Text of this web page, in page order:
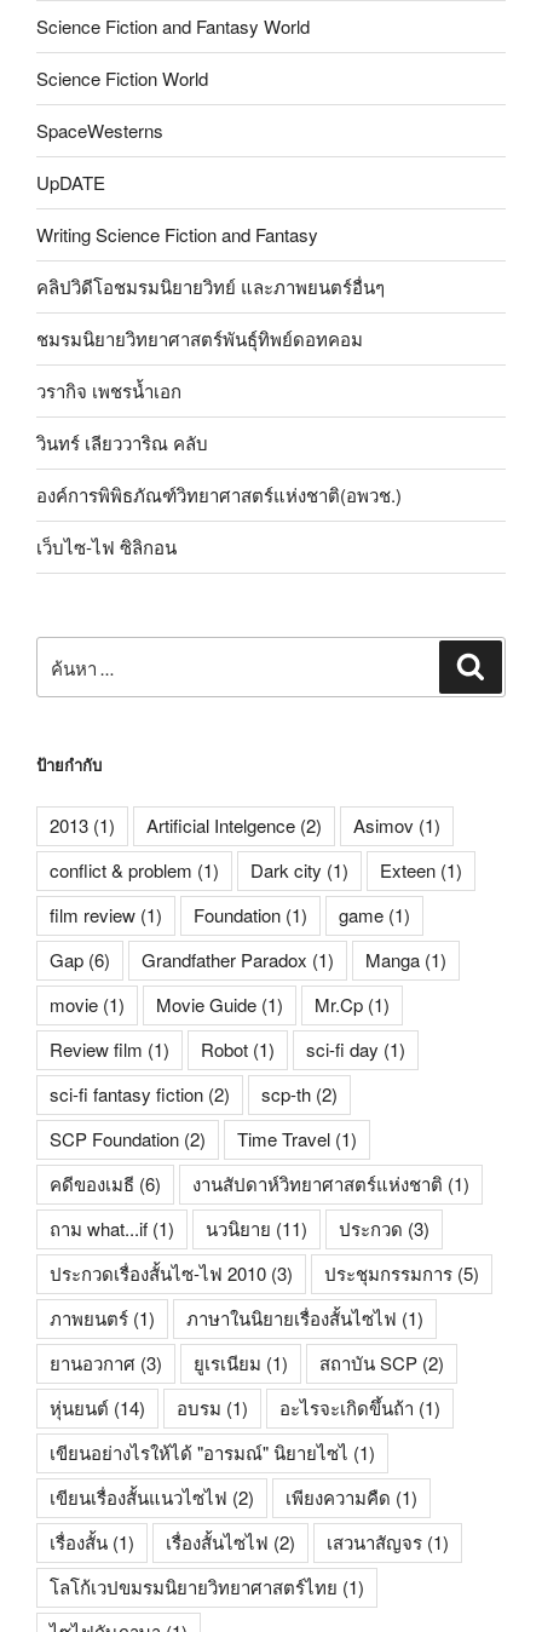
Science Fiction and Fantasy World
Science Fiction World
SpaceWesterns
UpDATE
Writing Science Fiction and Fantasy
คลิปวิดีโอชมรมนิยายวิทย์ และภาพยนตร์อื่นๆ
ชมรมนิยายวิทยาศาสตร์พันธุ์ทิพย์ดอทคอม
วรากิจ เพชรน้ำเอก
วินทร์ เลียววาริณ คลับ
องค์การพิพิธภัณฑ์วิทยาศาสตร์แห่งชาติ(อพวช.)
เว็บไซ-ไฟ ซิลิกอน
ป้ายกำกับ
2013 (1) Artificial Intelgence (2) Asimov (1)
conflict & problem (1) Dark city (1) Exteen (1)
film review (1) Foundation (1) game (1)
Gap (6) Grandfather Paradox (1) Manga (1)
movie (1) Movie Guide (1) Mr.Cp (1)
Review film (1) Robot (1) sci-fi day (1)
sci-fi fantasy fiction (2) scp-th (2)
SCP Foundation (2) Time Travel (1)
คดีของเมธี (6) งานสัปดาห์วิทยาศาสตร์แห่งชาติ (1)
ถาม what...if (1) นวนิยาย (11) ประกวด (3)
ประกวดเรื่องสั้นไซ-ไฟ 2010 (3) ประชุมกรรมการ (5)
ภาพยนตร์ (1) ภาษาในนิยายเรื่องสั้นไซไฟ (1)
ยานอวกาศ (3) ยูเรเนียม (1) สถาบัน SCP (2)
หุ่นยนต์ (14) อบรม (1) อะไรจะเกิดขึ้นถ้า (1)
เขียนอย่างไรให้ได้ "อารมณ์" นิยายไซไ (1)
เขียนเรื่องสั้นแนวไซไฟ (2) เพียงความคืด (1)
เรื่องสั้น (1) เรื่องสั้นไซไฟ (2) เสวนาสัญจร (1)
โลโก้เวปขมรมนิยายวิทยาศาสตร์ไทย (1)